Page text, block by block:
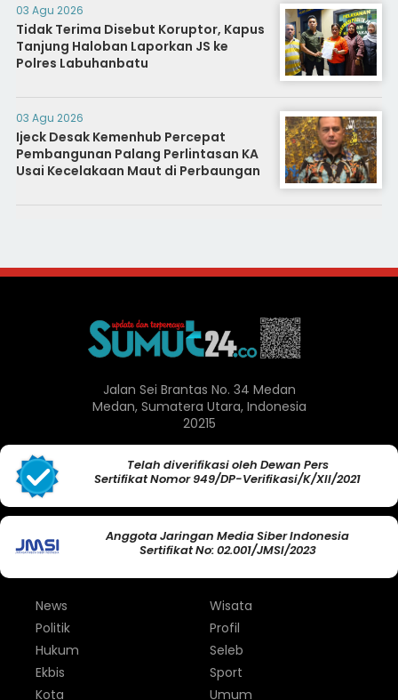
03 Agu 2026
Tidak Terima Disebut Koruptor, Kapus
Tanjung Haloban Laporkan JS ke
Polres Labuhanbatu
03 Agu 2026
Ijeck Desak Kemenhub Percepat
Pembangunan Palang Perlintasan KA
Usai Kecelakaan Maut di Perbaungan
Jalan Sei Brantas No. 34 Medan
Medan, Sumatera Utara, Indonesia
20215
Telah diverifikasi oleh Dewan Pers
Sertifikat Nomor 949/DP-Verifikasi/K/XII/2021
Anggota Jaringan Media Siber Indonesia
Sertifikat No: 02.001/JMSI/2023
News
Politik
Hukum
Ekbis
Kota
Wisata
Profil
Seleb
Sport
Umum